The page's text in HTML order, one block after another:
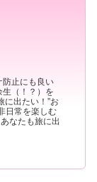
防止にも良い
生（！？）を
に出たい！”お
日常を楽しむ
なたも旅に出